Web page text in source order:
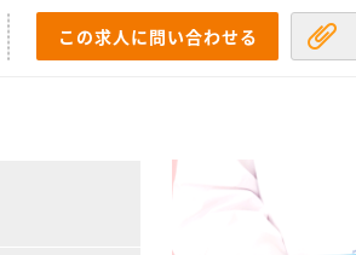
この求人に問い合わせる